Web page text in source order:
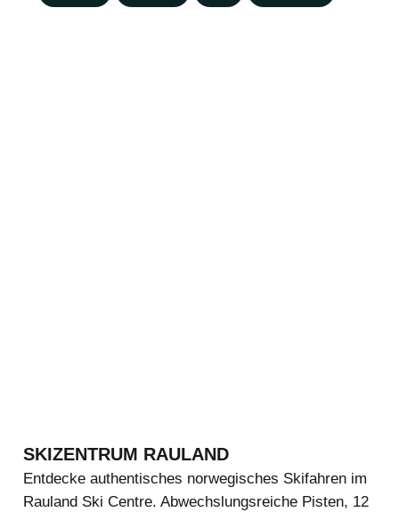
SKIZENTRUM RAULAND
Entdecke authentisches norwegisches Skifahren im
Rauland Ski Centre. Abwechslungsreiche Pisten, 12